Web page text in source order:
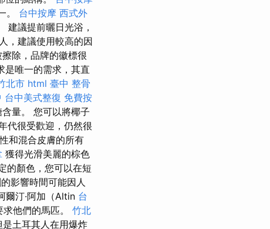
。 台中按摩 西式外
建議提前曬日光浴，
，建議使用較高的因
除，品牌的徽標很
是唯一的需求，其直
北市 html 臺中 整骨
台中美式整復 免費按
量。 您可以將椰子
代很受歡迎，仍然很
和混合皮膚的所有
獲得光滑美麗的棕色
的顏色，您可以在短
影響時間可能因人
爾汀·阿加（Altin 台
他們的馬匹。 竹北
土耳其人在用爆炸